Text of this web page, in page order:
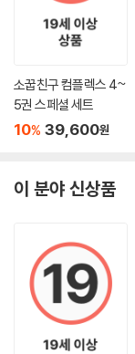
소꿉친구 컴플렉스 4~
5권 스페셜 세트
10% 39,600원
이 분야 신상품